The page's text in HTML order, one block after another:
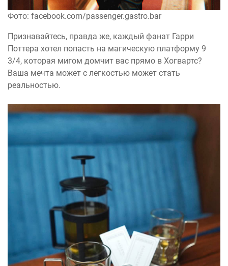
Фото: facebook.com/passenger.gastro.bar
Признавайтесь, правда же, каждый фанат Гарри
Поттера хотел попасть на магическую платформу 9
3/4, которая мигом домчит вас прямо в Хогвартс?
Ваша мечта может с легкостью может стать
реальностью.